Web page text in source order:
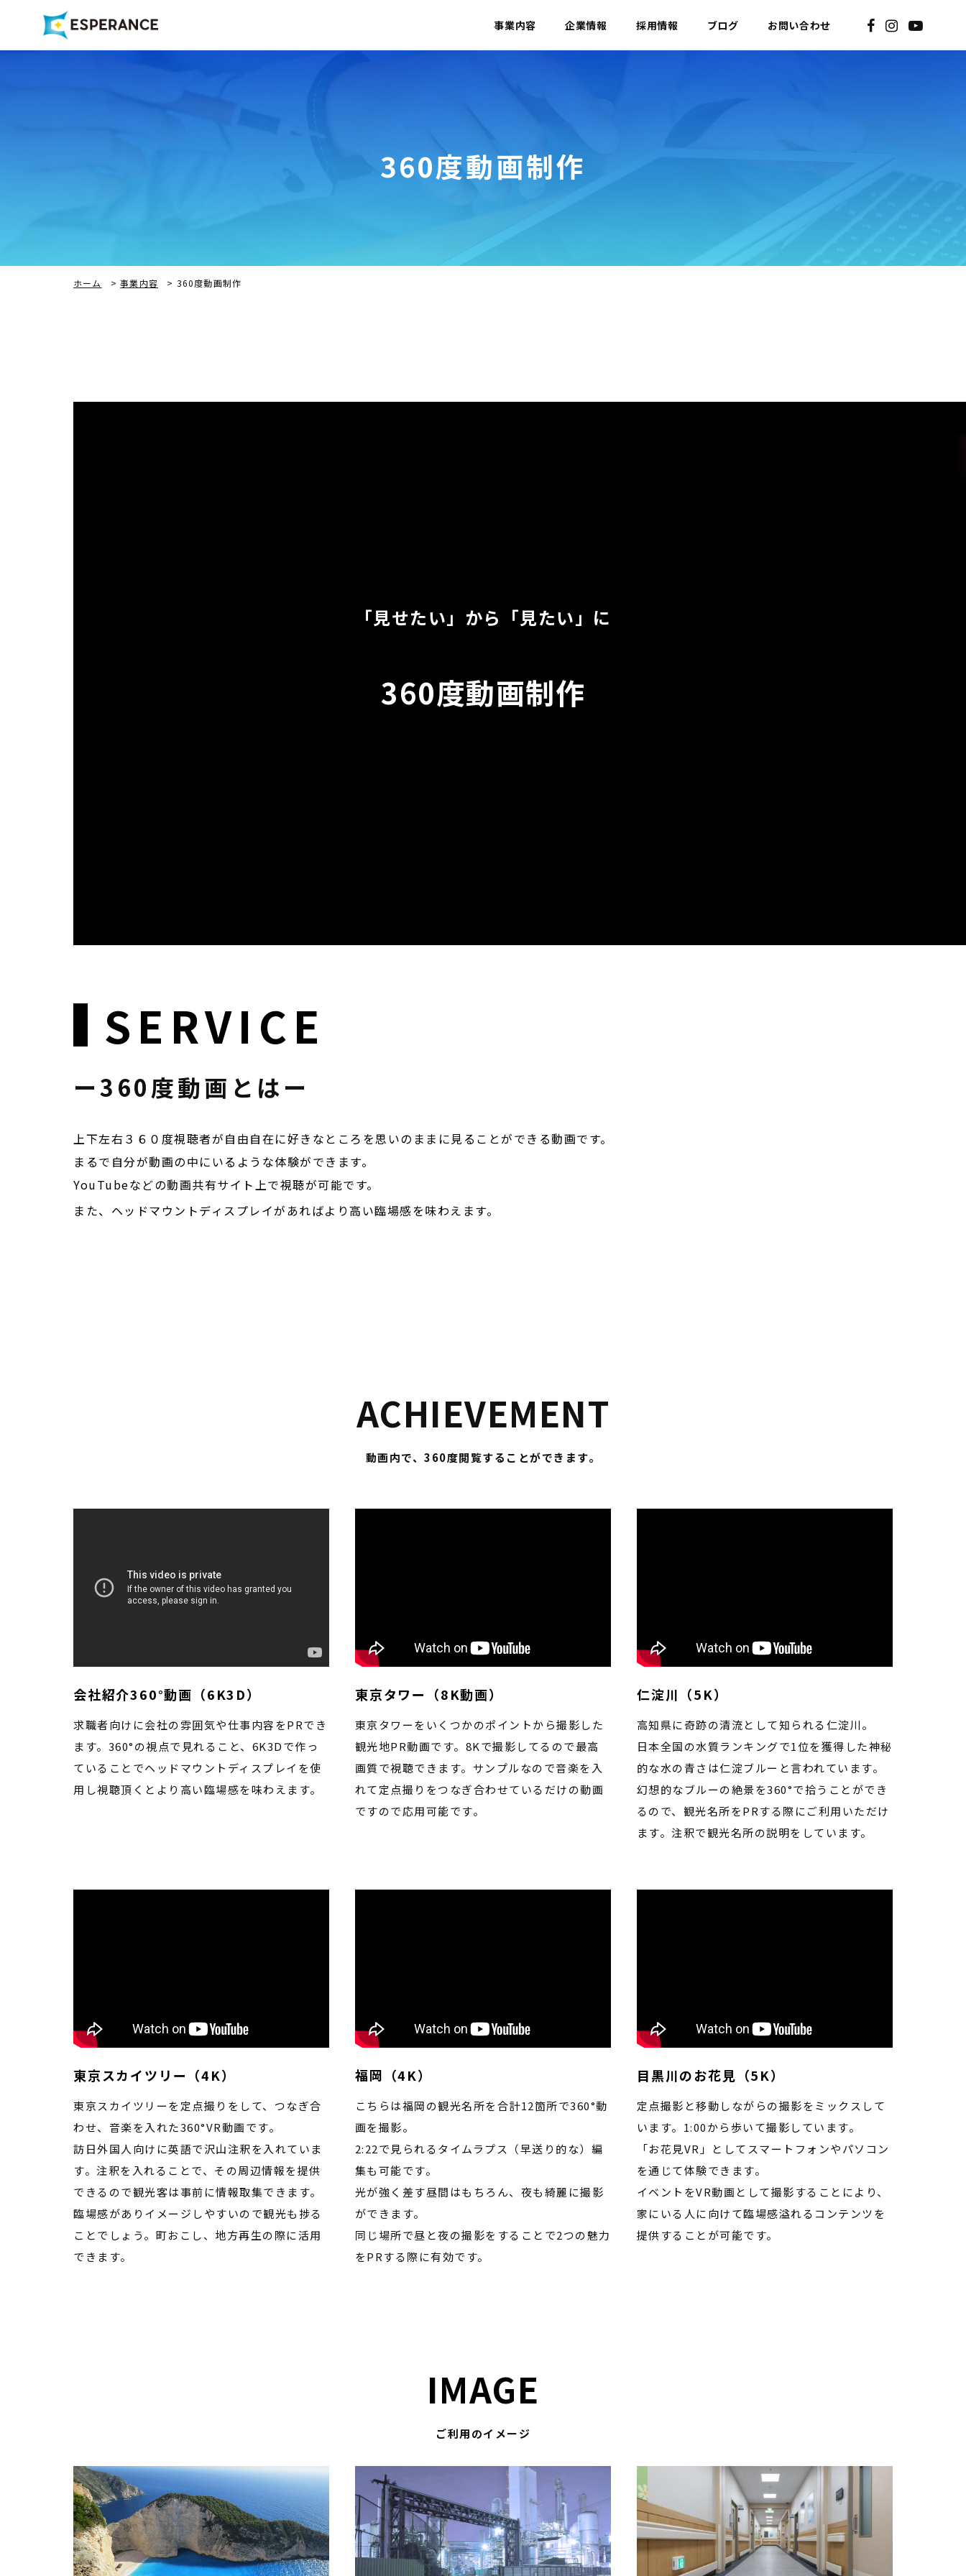
事業内容 企業情報 採用情報 ブログ お問い合わせ
360度動画制作
ホーム >事業内容 > 360度動画制作
「見せたい」から「見たい」に
360度動画制作
SERVICE
ー360度動画とはー
上下左右３６０度視聴者が自由自在に好きなところを思いのままに見ることができる動画です。
まるで自分が動画の中にいるような体験ができます。
YouTubeなどの動画共有サイト上で視聴が可能です。
また、ヘッドマウントディスプレイがあればより高い臨場感を味わえます。
ACHIEVEMENT
動画内で、360度閲覧することができます。
会社紹介360°動画（6K3D）
求職者向けに会社の雰囲気や仕事内容をPRでき
ます。360°の視点で見れること、6K3Dで作っ
ていることでヘッドマウントディスプレイを使
用し視聴頂くとより高い臨場感を味わえます。
東京タワー（8K動画）
東京タワーをいくつかのポイントから撮影した
観光地PR動画です。 8Kで撮影してるので最高
画質で視聴できます。 サンプルなので音楽を入
れて定点撮りをつなぎ合わせているだけの動画
ですので応用可能です。
仁淀川（5K）
高知県に奇跡の清流として知られる仁淀川。
日本全国の水質ランキングで1位を獲得した神秘
的な水の青さは仁淀ブルーと言われています。
幻想的なブルーの絶景を360°で拾うことができ
るので、観光名所をPRする際にご利用いただけ
ます。注釈で観光名所の説明をしています。
東京スカイツリー（4K）
東京スカイツリーを定点撮りをして、つなぎ合
わせ、音楽を入れた360°VR動画です。
訪日外国人向けに英語で沢山注釈を入れていま
す。注釈を入れることで、その周辺情報を提供
できるので観光客は事前に情報取集できます。
臨場感がありイメージしやすいので観光も捗る
ことでしょう。町おこし、地方再生の際に活用
できます。
福岡（4K）
こちらは福岡の観光名所を合計12箇所で360°動
画を撮影。
2:22で見られるタイムラプス（早送り的な）編
集も可能です。
光が強く差す昼間はもちろん、夜も綺麗に撮影
ができます。
同じ場所で昼と夜の撮影をすることで2つの魅力
をPRする際に有効です。
目黒川のお花見（5K）
定点撮影と移動しながらの撮影をミックスして
います。1:00から歩いて撮影しています。
「お花見VR」としてスマートフォンやパソコン
を通じて体験できます。
イベントをVR動画として撮影することにより、
家にいる人に向けて臨場感溢れるコンテンツを
提供することが可能です。
IMAGE
ご利用のイメージ